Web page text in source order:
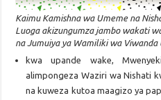
Kaimu Kamishna wa Umeme na
Luoga akizungumza jambo wakati
na Jumuiya ya Wamiliki wa
kwa upande wake,
alimpongeza Waziri wa Nishati
na kuweza kutoa maagizo ya